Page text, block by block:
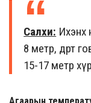
Салхи: Ихэнх
8 метр,
15-17 метр